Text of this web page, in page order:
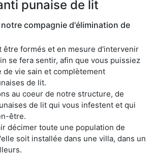
punaise de lit
compagnie d'élimination de
être formés et en mesure d'intervenir
se fera sentir, afin que vous puissiez
de vie sain et complètement
de lit.
au coeur de notre structure, de
de lit qui vous infestent et qui
être.
décimer toute une population de
soit installée dans une villa, dans un